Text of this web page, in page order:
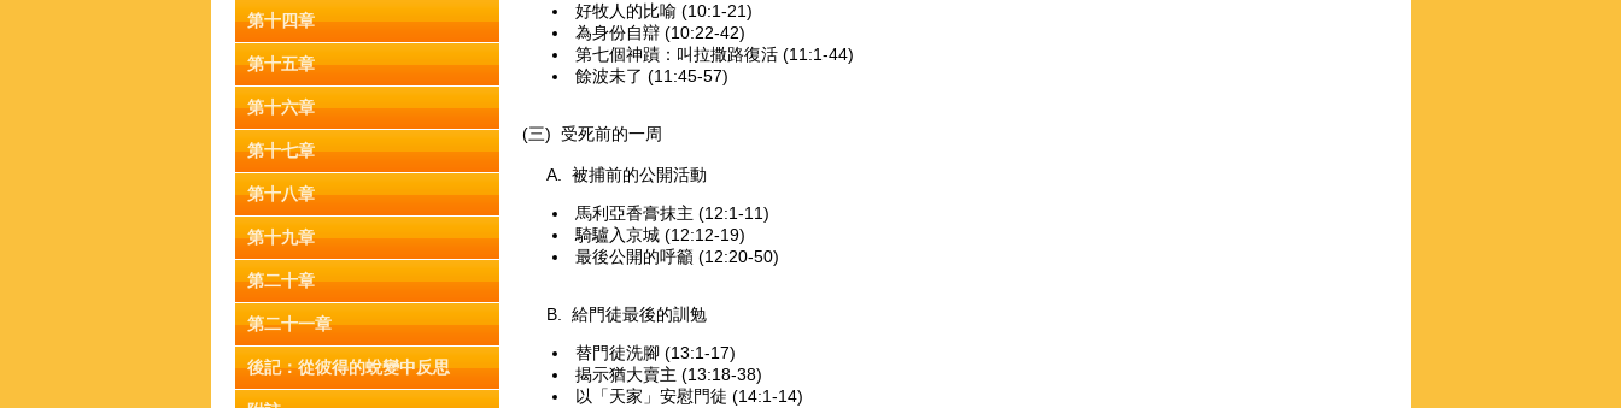
第十四章
第十五章
第十六章
第十七章
第十八章
第十九章
第二十章
第二十一章
後記：從彼得的蛻變中反思
好牧人的比喻 (10:1-21)
為身份自辯 (10:22-42)
第七個神蹟：叫拉撒路復活 (11:1-44)
餘波未了 (11:45-57)
(三) 受死前的一周
A. 被捕前的公開活動
馬利亞香膏抹主 (12:1-11)
騎驢入京城 (12:12-19)
最後公開的呼籲 (12:20-50)
B. 給門徒最後的訓勉
替門徒洗腳 (13:1-17)
揭示猶大賣主 (13:18-38)
以「天家」安慰門徒 (14:1-14)